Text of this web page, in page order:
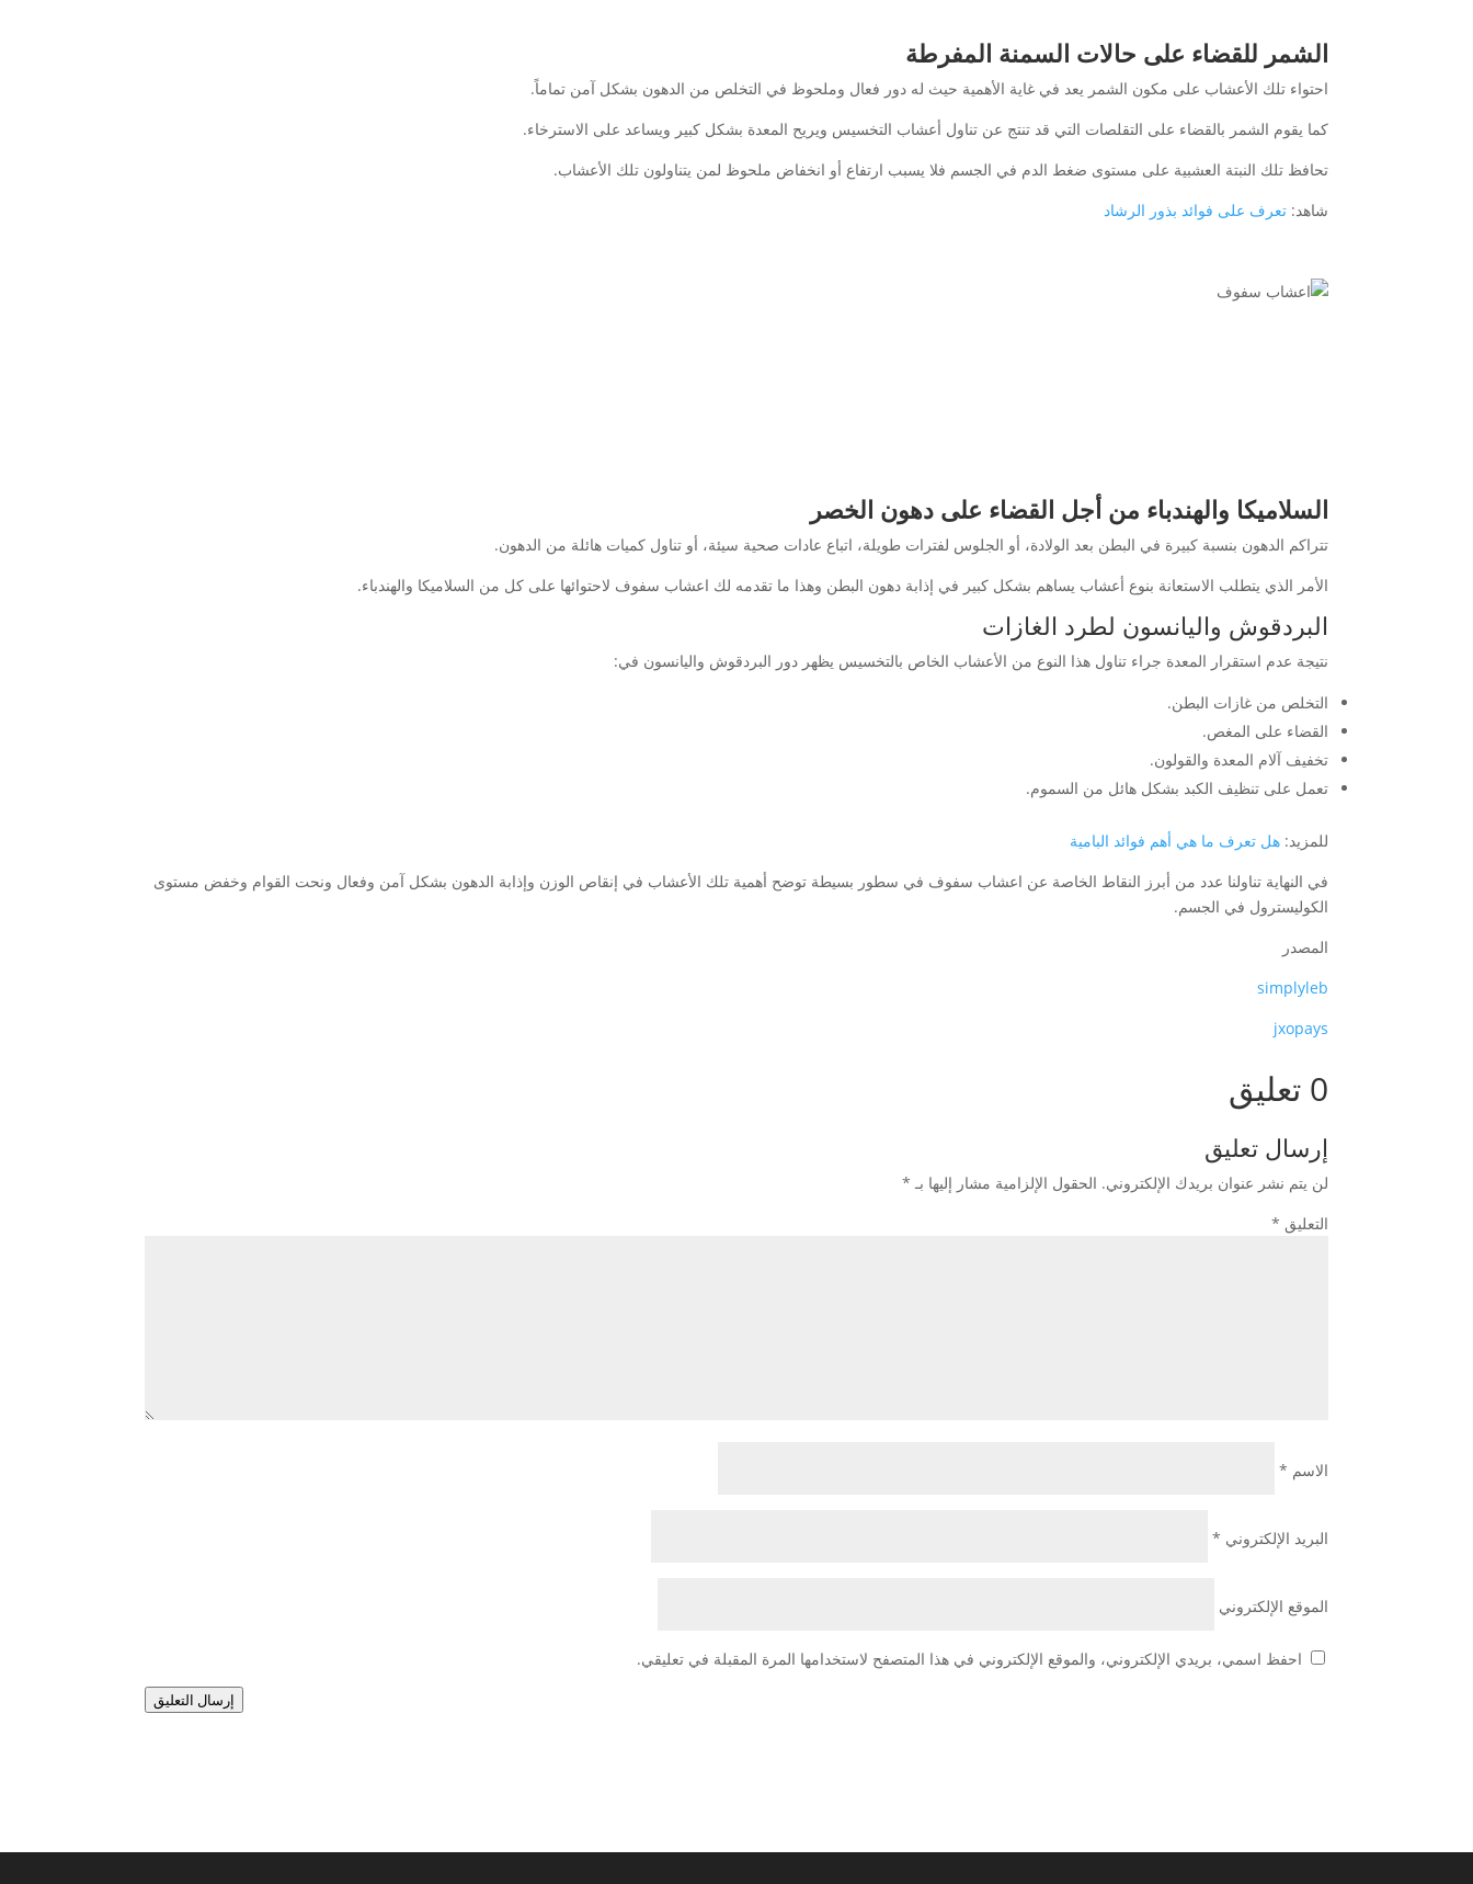
الشمر للقضاء على حالات السمنة المفرطة
احتواء تلك الأعشاب على مكون الشمر يعد في غاية الأهمية حيث له دور فعال وملحوظ في التخلص من الدهون بشكل آمن تماماً.
كما يقوم الشمر بالقضاء على التقلصات التي قد تنتج عن تناول أعشاب التخسيس ويريح المعدة بشكل كبير ويساعد على الاسترخاء.
تحافظ تلك النبتة العشبية على مستوى ضغط الدم في الجسم فلا يسبب ارتفاع أو انخفاض ملحوظ لمن يتناولون تلك الأعشاب.
شاهد: تعرف على فوائد بذور الرشاد
السلاميكا والهندباء من أجل القضاء على دهون الخصر
تتراكم الدهون بنسبة كبيرة في البطن بعد الولادة، أو الجلوس لفترات طويلة، اتباع عادات صحية سيئة، أو تناول كميات هائلة من الدهون.
الأمر الذي يتطلب الاستعانة بنوع أعشاب يساهم بشكل كبير في إذابة دهون البطن وهذا ما تقدمه لك اعشاب سفوف لاحتوائها على كل من السلاميكا والهندباء.
البردقوش واليانسون لطرد الغازات
نتيجة عدم استقرار المعدة جراء تناول هذا النوع من الأعشاب الخاص بالتخسيس يظهر دور البردقوش واليانسون في:
التخلص من غازات البطن.
القضاء على المغص.
تخفيف آلام المعدة والقولون.
تعمل على تنظيف الكبد بشكل هائل من السموم.
للمزيد: هل تعرف ما هي أهم فوائد البامية
في النهاية تناولنا عدد من أبرز النقاط الخاصة عن اعشاب سفوف في سطور بسيطة توضح أهمية تلك الأعشاب في إنقاص الوزن وإذابة الدهون بشكل آمن وفعال ونحت القوام وخفض مستوى
الكوليسترول في الجسم.
المصدر
simplyleb
jxopays
0 تعليق
إرسال تعليق
لن يتم نشر عنوان بريدك الإلكتروني. الحقول الإلزامية مشار إليها بـ *
التعليق *
الاسم *
البريد الإلكتروني *
الموقع الإلكتروني
احفظ اسمي، بريدي الإلكتروني، والموقع الإلكتروني في هذا المتصفح لاستخدامها المرة المقبلة في تعليقي.
إرسال التعليق